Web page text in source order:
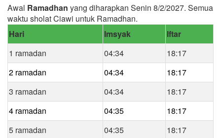
Awal Ramadhan yang diharapkan Senin 8/2/2027. Semua
waktu sholat Ciawi untuk Ramadhan.
Hari
Imsyak
Iftar
1 ramadan
04:34
18:17
2 ramadan
04:34
18:17
3 ramadan
04:34
18:17
4 ramadan
04:35
18:17
5 ramadan
04:35
18:17